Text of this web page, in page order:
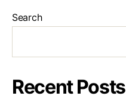
Search
Recent Posts